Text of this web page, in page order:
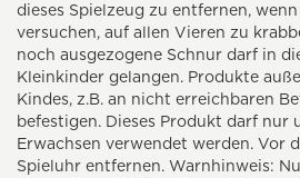
dieses Spielzeug zu entfernen,
versuchen, auf allen Vieren zu
noch ausgezogene Schnur darf in
Kleinkinder gelangen. Produkte
Kindes, z.B. an nicht erreichbaren
befestigen. Dieses Produkt darf nur
Erwachsen verwendet werden. Vor
Spieluhr entfernen. Warnhinweis: